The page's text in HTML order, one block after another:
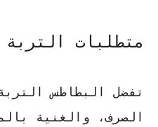
متطلبات
تفضل البطاطس
الصرف، والغنية